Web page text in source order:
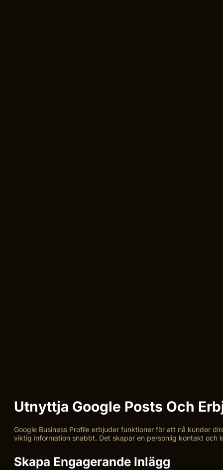
Utnyttja Google Posts Och
Google Business Profile erbjuder funktioner för att nå kunder
viktig information snabbt. Det skapar en personlig kontakt och
Skapa Engagerande Inlägg